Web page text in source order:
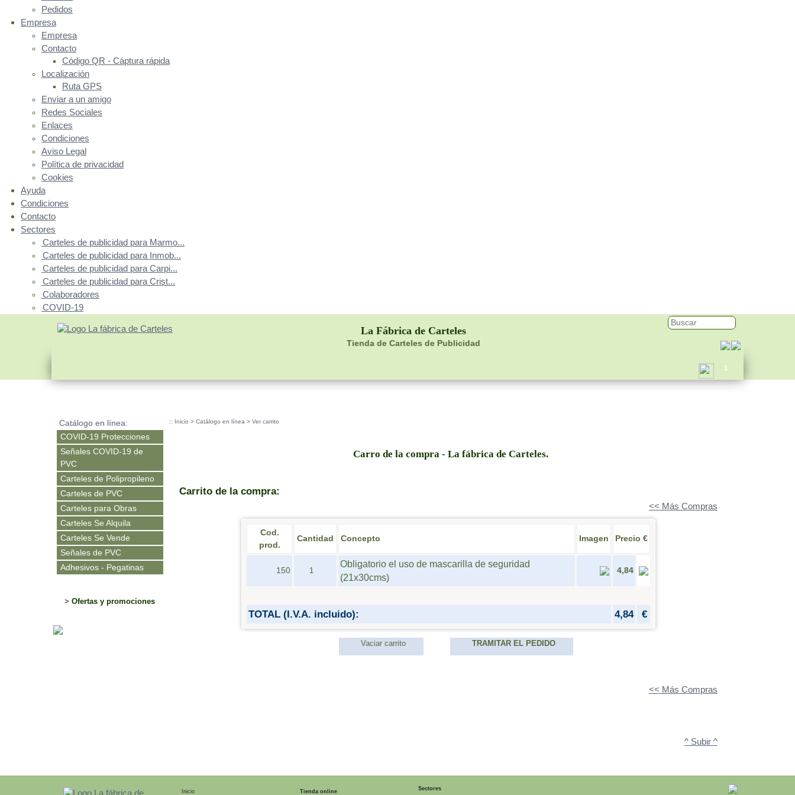
Pedidos
Empresa
Empresa
Contacto
Código QR - Cáptura rápida
Localización
Ruta GPS
Enviar a un amigo
Redes Sociales
Enlaces
Condiciones
Aviso Legal
Política de privacidad
Cookies
Ayuda
Condiciones
Contacto
Sectores
Carteles de publicidad para Marmo...
Carteles de publicidad para Inmob...
Carteles de publicidad para Carpi...
Carteles de publicidad para Crist...
Colaboradores
COVID-19
La Fábrica de Carteles
Tienda de Carteles de Publicidad
1
Catálogo en línea:
COVID-19 Protecciones
Señales COVID-19 de
PVC
Carteles de Polipropileno
Carteles de PVC
Carteles para Obras
Carteles Se Alquila
Carteles Se Vende
Señales de PVC
Adhesivos - Pegatinas
> Ofertas y promociones
:: Inicio > Catálogo en línea > Ver carrito
Carro de la compra - La fábrica de Carteles.
Carrito de la compra:
<< Más Compras
Cod.
prod.
Cantidad Concepto Imagen Precio €
150
Obligatorio el uso de mascarilla de seguridad
(21x30cms)
4,84
TOTAL (I.V.A. incluido): 4,84 €
TRAMITAR EL PEDIDO
Vaciar carrito
<< Más Compras
^ Subir ^
Inicio Tienda online Sectores